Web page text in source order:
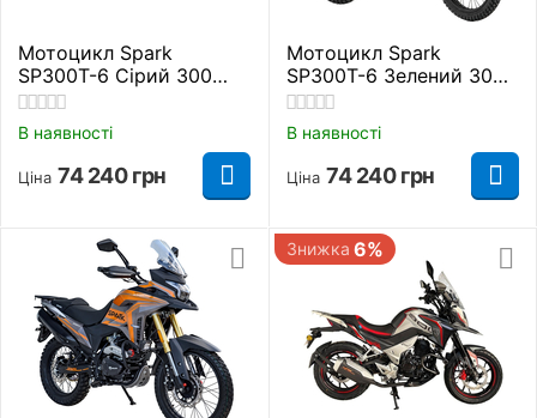
Мотоцикл Spark
SP300T-6 Сірий 300
куб. см.
В наявності
Ціна 74 240 грн
Мотоцикл Spark
SP300T-6 Зелений 300
куб. см.
В наявності
Ціна 74 240 грн
Знижка 6%